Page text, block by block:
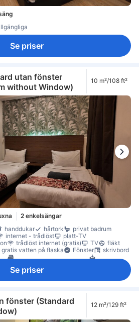
Se priser
utan fönster
without Window)
10 m²/108 ft²
2 enkelsängar
handdukar hårtork
privat badrum
internet - trådlöst
platt-TV
trådlöst internet (gratis) TV
fläkt
gratis vatten på flaska Fönster
skrivbord
Se priser
fönster (Standard
12 m²/129 ft²